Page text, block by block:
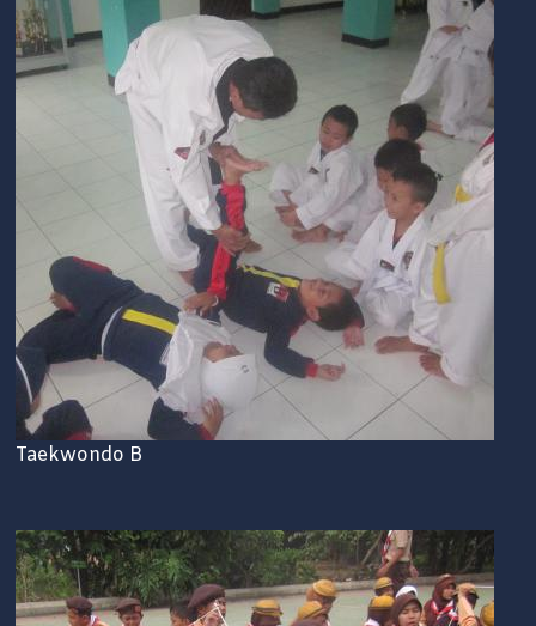
Taekwondo B